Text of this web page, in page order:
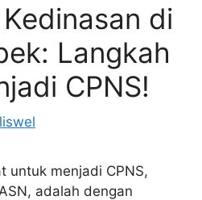
di
Langkah
CPNS!
untuk menjadi CPNS,
adalah dengan